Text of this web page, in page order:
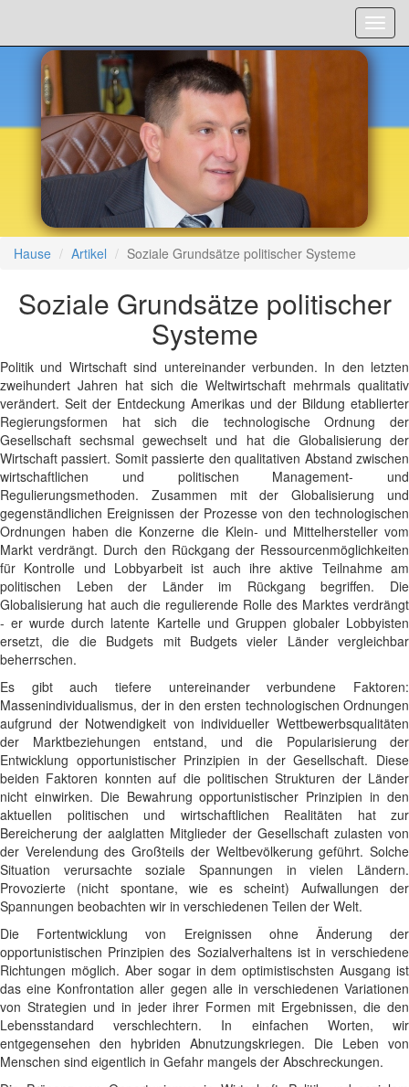
Menü
Hause Artikel Soziale Grundsätze politischer Systeme
Soziale Grundsätze politischer
Systeme
Politik und Wirtschaft sind untereinander verbunden. In den letzten
zweihundert Jahren hat sich die Weltwirtschaft mehrmals qualitativ
verändert. Seit der Entdeckung Amerikas und der Bildung etablierter
Regierungsformen hat sich die technologische Ordnung der
Gesellschaft sechsmal gewechselt und hat die Globalisierung der
Wirtschaft passiert. Somit passierte den qualitativen Abstand zwischen
wirtschaftlichen und politischen Management- und
Regulierungsmethoden. Zusammen mit der Globalisierung und
gegenständlichen Ereignissen der Prozesse von den technologischen
Ordnungen haben die Konzerne die Klein- und Mittelhersteller vom
Markt verdrängt. Durch den Rückgang der Ressourcenmöglichkeiten
für Kontrolle und Lobbyarbeit ist auch ihre aktive Teilnahme am
politischen Leben der Länder im Rückgang begriffen. Die
Globalisierung hat auch die regulierende Rolle des Marktes verdrängt
- er wurde durch latente Kartelle und Gruppen globaler Lobbyisten
ersetzt, die die Budgets mit Budgets vieler Länder vergleichbar
beherrschen.
Es gibt auch tiefere untereinander verbundene Faktoren:
Massenindividualismus, der in den ersten technologischen Ordnungen
aufgrund der Notwendigkeit von individueller Wettbewerbsqualitäten
der Marktbeziehungen entstand, und die Popularisierung der
Entwicklung opportunistischer Prinzipien in der Gesellschaft. Diese
beiden Faktoren konnten auf die politischen Strukturen der Länder
nicht einwirken. Die Bewahrung opportunistischer Prinzipien in den
aktuellen politischen und wirtschaftlichen Realitäten hat zur
Bereicherung der aalglatten Mitglieder der Gesellschaft zulasten von
der Verelendung des Großteils der Weltbevölkerung geführt. Solche
Situation verursachte soziale Spannungen in vielen Ländern.
Provozierte (nicht spontane, wie es scheint) Aufwallungen der
Spannungen beobachten wir in verschiedenen Teilen der Welt.
Die Fortentwicklung von Ereignissen ohne Änderung der
opportunistischen Prinzipien des Sozialverhaltens ist in verschiedene
Richtungen möglich. Aber sogar in dem optimistischsten Ausgang ist
das eine Konfrontation aller gegen alle in verschiedenen Variationen
von Strategien und in jeder ihrer Formen mit Ergebnissen, die den
Lebensstandard verschlechtern. In einfachen Worten, wir
entgegensehen den hybriden Abnutzungskriegen. Die Leben von
Menschen sind eigentlich in Gefahr mangels der Abschreckungen.